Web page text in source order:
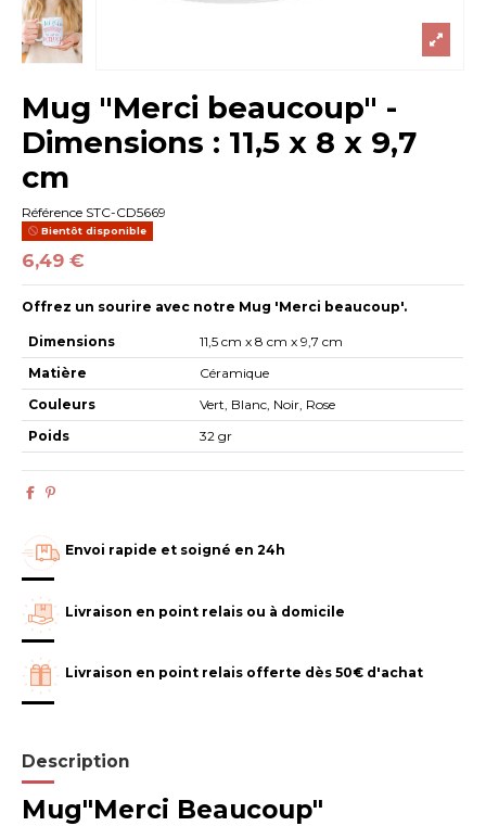
Mug "Merci beaucoup" -
Dimensions : 11,5 x 8 x 9,7
cm
Référence STC-CD5669
Bientôt disponible
6,49 €
Offrez un sourire avec notre Mug 'Merci beaucoup'.
Dimensions
11,5 cm x 8 cm x 9,7 cm
Matière
Céramique
Couleurs
Vert, Blanc, Noir, Rose
Poids
32 gr
Envoi rapide et soigné en 24h
Livraison en point relais ou à domicile
Livraison en point relais offerte dès 50€ d'achat
Description
Mug"Merci Beaucoup"